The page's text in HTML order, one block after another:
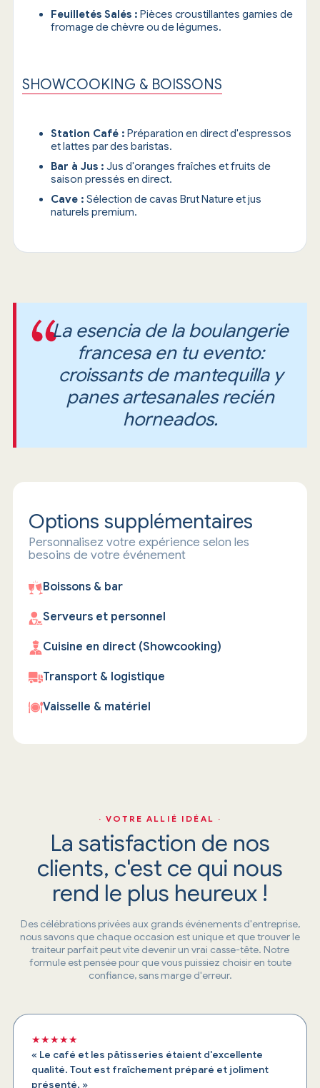
Feuilletés Salés : Pièces croustillantes garnies de
fromage de chèvre ou de légumes.
SHOWCOOKING & BOISSONS
Station Café : Préparation en direct d'espressos
et lattes par des baristas.
Bar à Jus : Jus d'oranges fraîches et fruits de
saison pressés en direct.
Cave : Sélection de cavas Brut Nature et jus
naturels premium.
La esencia de la boulangerie
francesa en tu evento:
croissants de mantequilla y
panes artesanales recién
horneados.
Options supplémentaires
Personnalisez votre expérience selon les
besoins de votre événement
Boissons & bar
Serveurs et personnel
Cuisine en direct (Showcooking)
Transport & logistique
Vaisselle & matériel
· VOTRE ALLIÉ IDÉAL ·
La satisfaction de nos
clients, c'est ce qui nous
rend le plus heureux !
Des célébrations privées aux grands événements d'entreprise,
nous savons que chaque occasion est unique et que trouver le
traiteur parfait peut vite devenir un vrai casse-tête. Notre
formule est pensée pour que vous puissiez choisir en toute
confiance, sans marge d'erreur.
★★★★★
« Le café et les pâtisseries étaient d'excellente
qualité. Tout est fraîchement préparé et joliment
présenté. »